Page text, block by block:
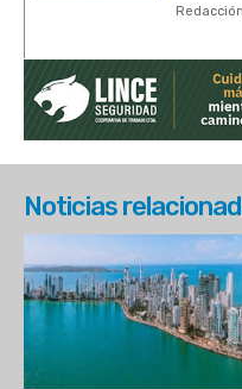
Noticias